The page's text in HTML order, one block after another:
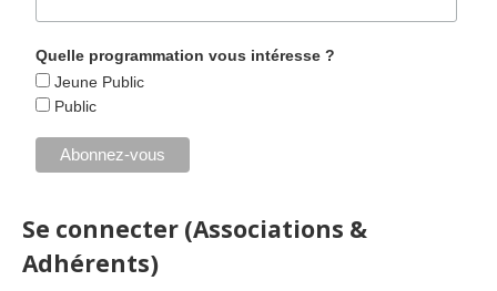
Quelle programmation vous intéresse ?
Jeune Public
Public
Se connecter (Associations &
Adhérents)